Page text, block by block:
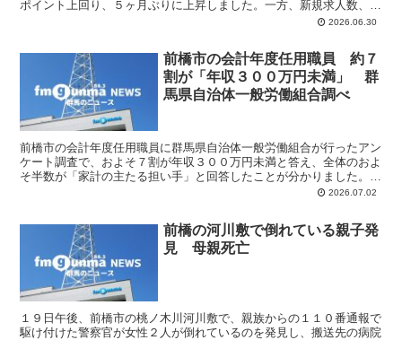
ポイント上回り、５ヶ月ぶりに上昇しました。一方、新規求人数、新
規求職者数ともに前の年の同じ月に比べ減少しました。 産...2026.06.30
前橋市の会計年度任用職員 約７
割が「年収３００万円未満」 群
馬県自治体一般労働組合調べ
前橋市の会計年度任用職員に群馬県自治体一般労働組合が行ったアン
ケート調査で、およそ７割が年収３００万円未満と答え、全体のおよ
そ半数が「家計の主たる担い手」と回答したことが分かりました。
調査は、前橋市の任期の定めがある非常勤職員＝会計年度任...2026.07.02
前橋の河川敷で倒れている親子発
見 母親死亡
１９日午後、前橋市の桃ノ木川河川敷で、親族からの１１０番通報で
駆け付けた警察官が女性２人が倒れているのを発見し、搬送先の病院